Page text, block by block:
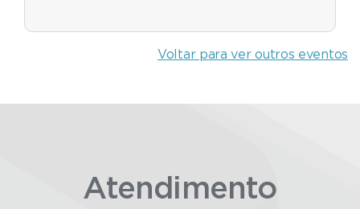
Voltar para ver outros eventos
Atendimento